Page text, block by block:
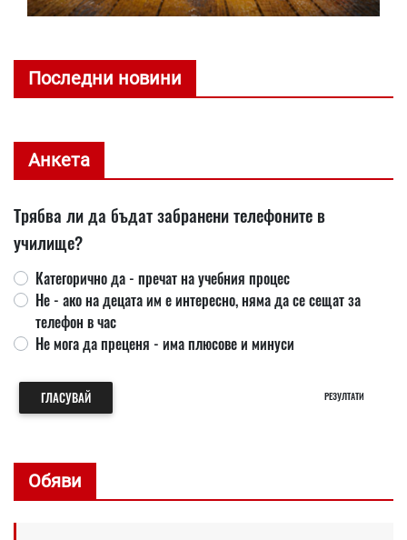
Последни новини
Анкета
Трябва ли да бъдат забранени телефоните в
училище?
Категорично да - пречат на учебния процес
Не - ако на децата им е интересно, няма да се сещат за
телефон в час
Не мога да преценя - има плюсове и минуси
ГЛАСУВАЙ РЕЗУЛТАТИ
Обяви